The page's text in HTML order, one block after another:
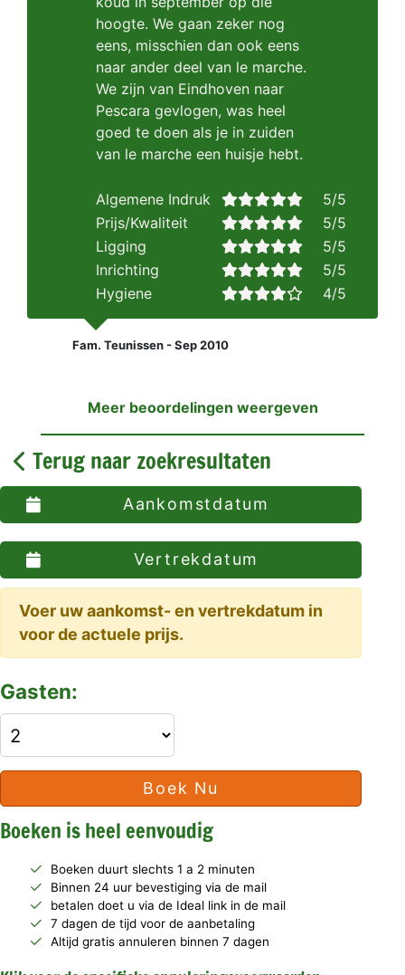
hoogte. We gaan zeker nog
eens, misschien dan ook eens
naar ander deel van le marche.
We zijn van Eindhoven naar
Pescara gevlogen, was heel
goed te doen als je in zuiden
van le marche een huisje hebt.
Algemene Indruk
5/5
Prijs/Kwaliteit
5/5
Ligging
5/5
Inrichting
5/5
Hygiene
4/5
Fam. Teunissen - Sep 2010
Meer beoordelingen weergeven
Terug naar zoekresultaten
Aankomstdatum
Vertrekdatum
Voer uw aankomst- en vertrekdatum in
voor de actuele prijs.
Gasten:
Boek Nu
Boeken is heel eenvoudig
Boeken duurt slechts 1 a 2 minuten
Binnen 24 uur bevestiging via de mail
betalen doet u via de Ideal link in de mail
7 dagen de tijd voor de aanbetaling
Altijd gratis annuleren binnen 7 dagen